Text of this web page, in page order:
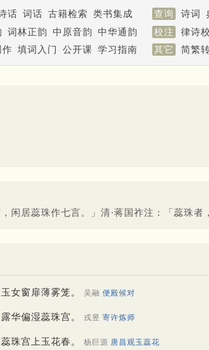
话 词话 古籍检索 类书集成 查询 诗词
词林正韵 中原音韵 中华通韵 校注 律诗
作 填词入门 公开课 学习指南 其它 简繁
，闲居蕊珠作七言。」清·蒋国祚注：「蕊珠者
女窗扉薄雾笼。 吴融 便殿候对
华偏湿蕊珠宫。 戎昱 寄许炼师
珠宫上玉花春。 杨巨源 唐昌观玉蕊花